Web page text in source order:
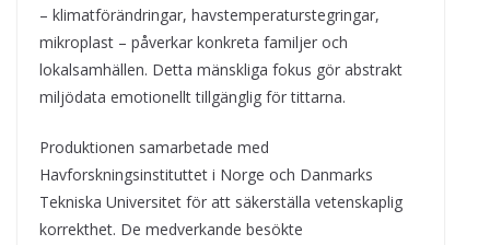
– klimatförändringar, havstemperaturstegringar,
mikroplast – påverkar konkreta familjer och
lokalsamhällen. Detta mänskliga fokus gör abstrakt
miljödata emotionellt tillgänglig för tittarna.
Produktionen samarbetade med
Havforskningsinstituttet i Norge och Danmarks
Tekniska Universitet för att säkerställa vetenskaplig
korrekthet. De medverkande besökte